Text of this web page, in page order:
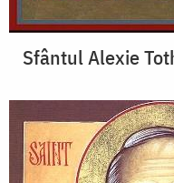
Sfântul Alexie